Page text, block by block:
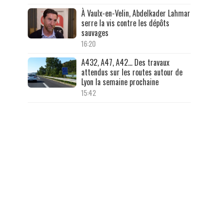
À Vaulx-en-Velin, Abdelkader Lahmar
serre la vis contre les dépôts
sauvages
16:20
A432, A47, A42… Des travaux
attendus sur les routes autour de
Lyon la semaine prochaine
15:42